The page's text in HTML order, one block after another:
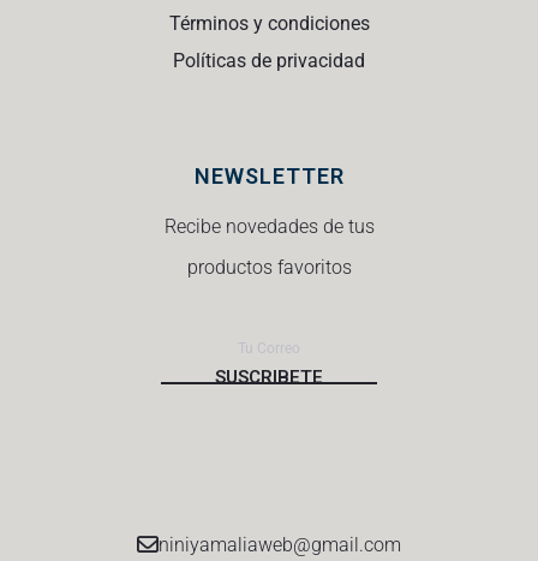
Términos y condiciones
Políticas de privacidad
NEWSLETTER
Recibe novedades de tus
productos favoritos
niniyamaliaweb@gmail.com